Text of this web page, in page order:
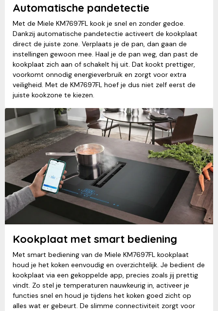
Automatische pandetectie
Met de Miele KM7697FL kook je snel en zonder gedoe.
Dankzij automatische pandetectie activeert de kookplaat
direct de juiste zone. Verplaats je de pan, dan gaan de
instellingen gewoon mee. Haal je de pan weg, dan past de
kookplaat zich aan of schakelt hij uit. Dat kookt prettiger,
voorkomt onnodig energieverbruik en zorgt voor extra
veiligheid. Met de KM7697FL hoef je dus niet zelf eerst de
juiste kookzone te kiezen.
Kookplaat met smart bediening
Met smart bediening van de Miele KM7697FL kookplaat
houd je het koken eenvoudig en overzichtelijk. Je bedient de
kookplaat via een gekoppelde app, precies zoals jij prettig
vindt. Zo stel je temperaturen nauwkeurig in, activeer je
functies snel en houd je tijdens het koken goed zicht op
alles wat er gebeurt. De slimme connectiviteit zorgt voor